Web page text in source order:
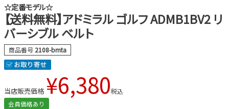
☆定番モデル☆
【送料無料】アドミラル ゴルフ ADMB1BV2 リ
バーシブル ベルト
商品番号 2108-bmta
当店販売価格 ¥6,380税込
会員価格あり